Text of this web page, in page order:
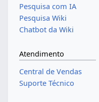
Pesquisa com IA
Pesquisa Wiki
Chatbot da Wiki
Atendimento
Central de Vendas
Suporte Técnico